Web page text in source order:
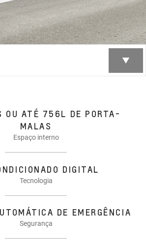
OU ATÉ 756L DE PORTA-
MALAS
Espaço interno
DIGITAL
Tecnologia
DE EMERGÊNCIA
Segurança